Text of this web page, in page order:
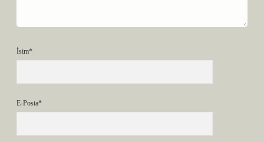
İsim*
E-Posta*